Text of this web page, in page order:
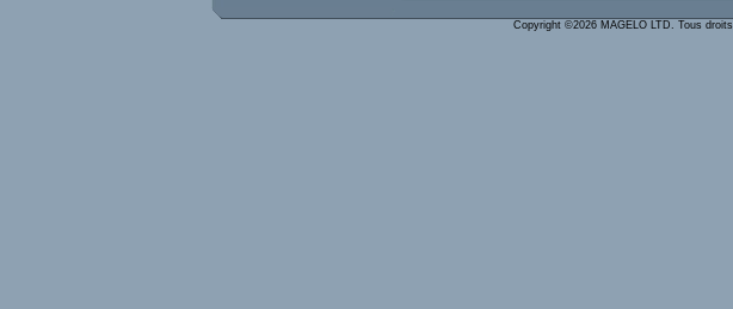
Copyright ©2026 MAGELO LTD. Tous